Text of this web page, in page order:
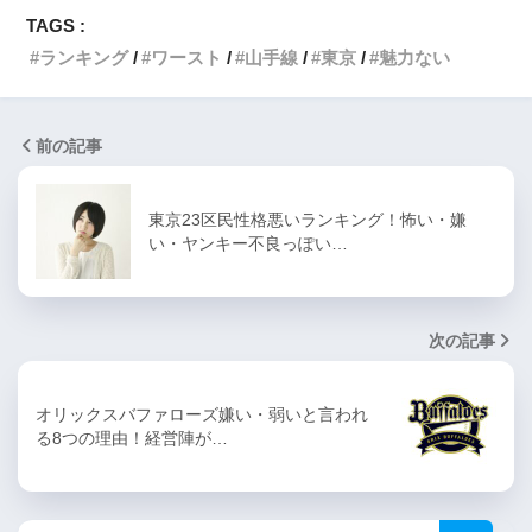
TAGS :
ランキング
ワースト 山手線 東京 魅力ない
前の記事
東京23区民性格悪いランキング！怖い・嫌
い・ヤンキー不良っぽい…
次の記事
オリックスバファローズ嫌い・弱いと言われ
る8つの理由！経営陣が…